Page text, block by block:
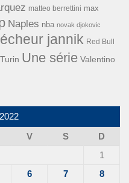
matteo berrettini max
Naples nba novak djokovic
jannik Red Bull
Turin Une série Valentino
V S
D
1
6 7
8